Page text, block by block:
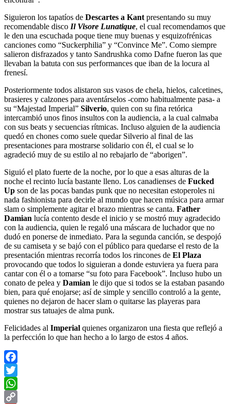
Siguieron los tapatíos de Descartes a Kant presentando su muy
recomendable disco Il Visore Lunatique, el cual recomendamos que
le den una escuchada poque tiene muy buenas y esquizofrénicas
canciones como “Suckerphilia” y “Convince Me”. Como siempre
salieron disfrazados y tanto Sandrushka como Dafne fueron las que
llevaban la batuta con sus performances que iban de la locura al
frenesí.
Posteriormente todos alistaron sus vasos de chela, hielos, calcetines,
brasieres y calzones para aventárselos -como habitualmente pasa- a
su “Majestad Imperial” Silverio, quien con su fina retórica
intercambió unos finos insultos con la audiencia, a la cual calmaba
con sus beats y secuencias rítmicas. Incluso alguien de la audiencia
quedó en chones como suele quedar Silverio al final de las
presentaciones para mostrarse solidario con él, el cual se lo
agradeció muy de su estilo al no rebajarlo de “aborigen”.
Siguió el plato fuerte de la noche, por lo que a esas alturas de la
noche el recinto lucía bastante lleno. Los canadienses de Fucked
Up son de las pocas bandas punk que no necesitan estoperoles ni
nada fashionista para decirle al mundo que hacen música para armar
slam o simplemente agitar el brazo mientras se canta. Father
Damian lucía contento desde el inicio y se mostró muy agradecido
con la audiencia, quien le regaló una máscara de luchador que no
dudó en ponerse de inmediato. Para la segunda canción, se despojó
de su camiseta y se bajó con el público para quedarse el resto de la
presentación mientras recorría todos los rincones de El Plaza
provocando que todos lo siguieran a donde estuviera ya fuera para
cantar con él o a tomarse “su foto para Facebook”. Incluso hubo un
conato de pelea y Damian le dijo que si todos se la estaban pasando
bien, para qué enojarse; así de simple y sencillo controló a la gente,
quienes no dejaron de hacer slam o quitarse las playeras para
mostrar sus tatuajes de alma punk.
Felicidades al Imperial quienes organizaron una fiesta que reflejó a
la perfección lo que han hecho a lo largo de estos 4 años.
Facebook
Twitter
WhatsApp